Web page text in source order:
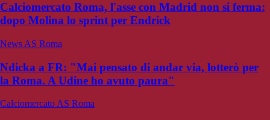
Calciomercato Roma, l'asse con Madrid non si ferma:
dopo Molina lo sprint per Endrick
News AS Roma
Ndicka a FR: "Mai pensato di andar via, lotterò per
la Roma. A Udine ho avuto paura"
Calciomercato AS Roma